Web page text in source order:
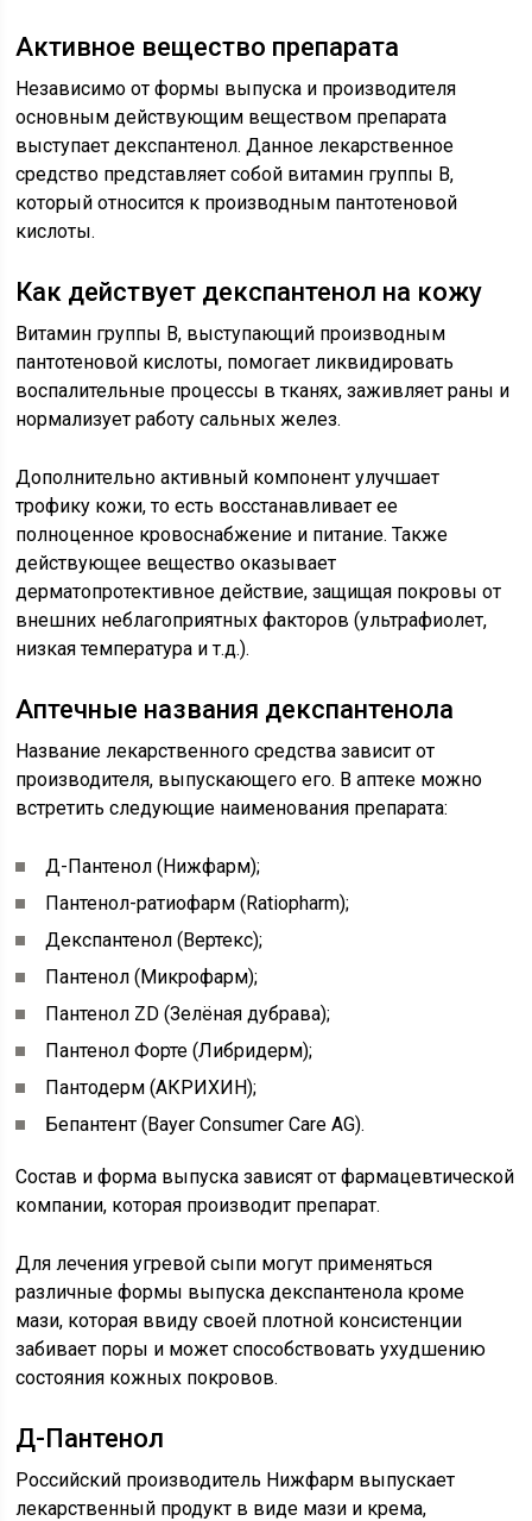
Активное вещество препарата
Независимо от формы выпуска и производителя
основным действующим веществом препарата
выступает декспантенол. Данное лекарственное
средство представляет собой витамин группы В,
который относится к производным пантотеновой
кислоты.
Как действует декспантенол на кожу
Витамин группы В, выступающий производным
пантотеновой кислоты, помогает ликвидировать
воспалительные процессы в тканях, заживляет раны и
нормализует работу сальных желез.
Дополнительно активный компонент улучшает
трофику кожи, то есть восстанавливает ее
полноценное кровоснабжение и питание. Также
действующее вещество оказывает
дерматопротективное действие, защищая покровы от
внешних неблагоприятных факторов (ультрафиолет,
низкая температура и т.д.).
Аптечные названия декспантенола
Название лекарственного средства зависит от
производителя, выпускающего его. В аптеке можно
встретить следующие наименования препарата:
Д-Пантенол (Нижфарм);
Пантенол-ратиофарм (Ratiopharm);
Декспантенол (Вертекс);
Пантенол (Микрофарм);
Пантенол ZD (Зелёная дубрава);
Пантенол Форте (Либридерм);
Пантодерм (АКРИХИН);
Бепантент (Bayer Consumer Care AG).
Состав и форма выпуска зависят от фармацевтической
компании, которая производит препарат.
Для лечения угревой сыпи могут применяться
различные формы выпуска декспантенола кроме
мази, которая ввиду своей плотной консистенции
забивает поры и может способствовать ухудшению
состояния кожных покровов.
Д-Пантенол
Российский производитель Нижфарм выпускает
лекарственный продукт в виде мази и крема,